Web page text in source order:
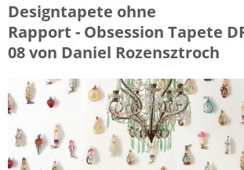
Designtapete ohne
Rapport - Obsession Tapete
08 von Daniel Rozensztroch